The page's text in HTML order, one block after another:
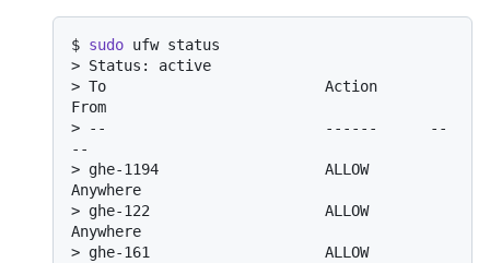
$ sudo ufw status
> Status: active
> To                         Action
From
>
--                         ------      --
--
> ghe-1194                   ALLOW
Anywhere
> ghe-122                    ALLOW
Anywhere
> ghe-161                    ALLOW